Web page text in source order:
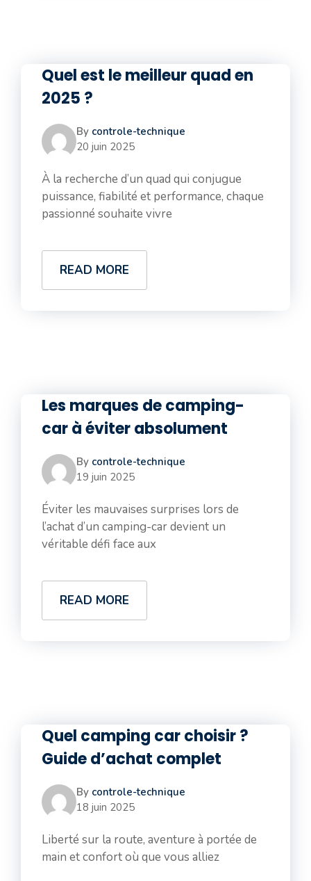
Quel est le meilleur quad en
2025 ?
By controle-technique
20 juin 2025
À la recherche d’un quad qui conjugue
puissance, fiabilité et performance, chaque
passionné souhaite vivre
READ MORE
Les marques de camping-
car à éviter absolument
By controle-technique
19 juin 2025
Éviter les mauvaises surprises lors de
l’achat d’un camping-car devient un
véritable défi face aux
READ MORE
Quel camping car choisir ?
Guide d’achat complet
By controle-technique
18 juin 2025
Liberté sur la route, aventure à portée de
main et confort où que vous alliez